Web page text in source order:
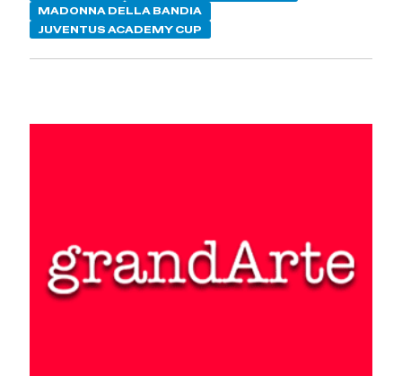
MADONNA DELLA BANDIA
JUVENTUS ACADEMY CUP